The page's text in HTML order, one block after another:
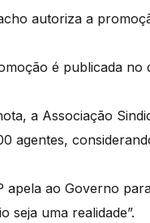
autoriza a
é publicada no
a Associação
agentes,
apela ao Governo
seja uma realidade”.